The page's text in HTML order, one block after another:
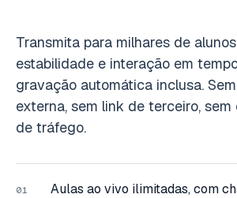
Transmita para milhares de
estabilidade e interação em
gravação automática inclusa.
externa, sem link de terceiro,
de tráfego.
01
Aulas ao vivo ilimitadas, com